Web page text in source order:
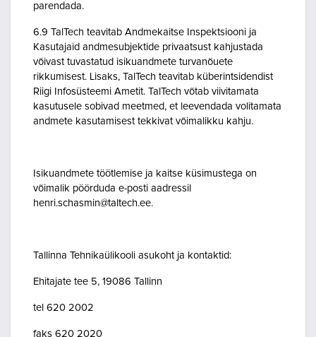
parendada.
6.9 TalTech teavitab Andmekaitse Inspektsiooni ja
Kasutajaid andmesubjektide privaatsust kahjustada
võivast tuvastatud isikuandmete turvanõuete
rikkumisest. Lisaks, TalTech teavitab küberintsidendist
Riigi Infosüsteemi Ametit. TalTech võtab viivitamata
kasutusele sobivad meetmed, et leevendada volitamata
andmete kasutamisest tekkivat võimalikku kahju.
Isikuandmete töötlemise ja kaitse küsimustega on
võimalik pöörduda e-posti aadressil
henri.schasmin@taltech.ee.
Tallinna Tehnikaülikooli asukoht ja kontaktid:
Ehitajate tee 5, 19086 Tallinn
tel 620 2002
faks 620 2020